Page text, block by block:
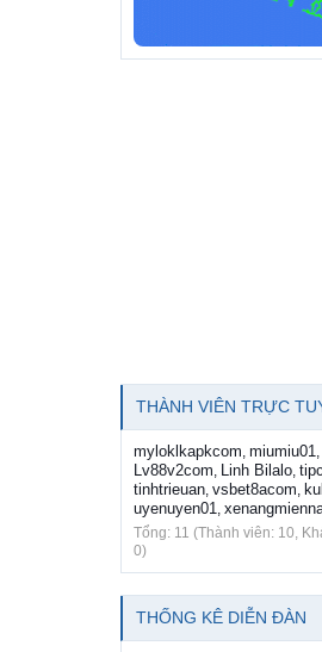
THÀNH VIÊN TRỰC
myloklkapkcom miumiu01
Lv88v2com Linh Bilalo
tinhtrieuan vsbet8acom
uyenuyen01
Tổng: 11 (Thành viên: 10,
0)
THỐNG KÊ DIỄN ĐÀN